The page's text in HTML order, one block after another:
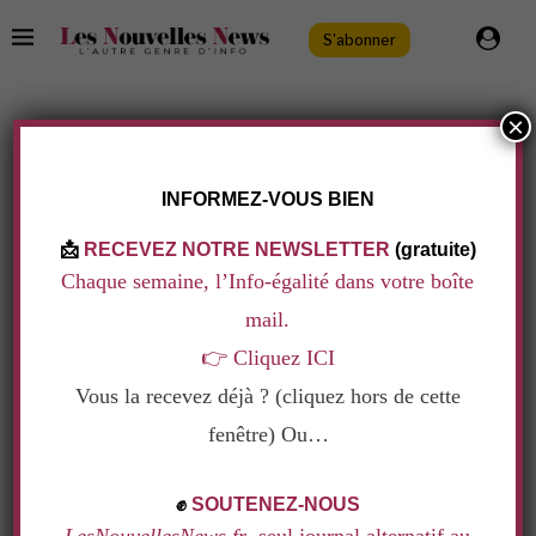
S'abonner
INFORMEZ-VOUS BIEN
📩 RECEVEZ NOTRE NEWSLETTER (gratuite)
Chaque semaine, l’Info-égalité dans votre boîte
mail.
👉 Cliquez ICI
Vous la recevez déjà ? (cliquez hors de cette
fenêtre) Ou…
✊ SOUTENEZ-NOUS
×